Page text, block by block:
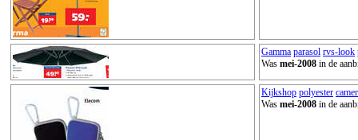
Gamma parasol rvs-look
Was mei-2008 in de
Kijkshop polyester
Was mei-2008 in de